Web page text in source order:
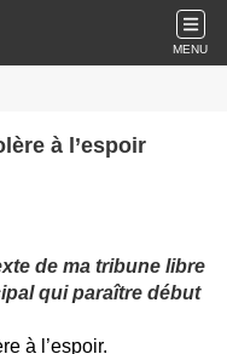
MENU
à l’espoir
de ma tribune libre
qui paraître début
à l’espoir.